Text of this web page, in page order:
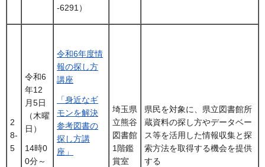
-6291）
2
8-
5
令和6
年12
月5日
（木曜
日）
14時0
0分～
令和6年度情
報の探し方
講座
「身近なギ
モンを解決
参考図書の
探し方講
座」
埼玉県
立熊谷
図書館
1階鑑
賞室
県民を対象に、県立図書館所
蔵資料の探し方やデータベー
ス等を活用した情報収集と探
索方法を取得する機会を提供
する